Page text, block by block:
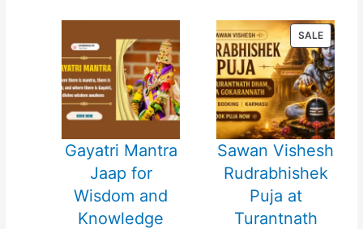
Gayatri Mantra
Jaap for
Wisdom and
Knowledge
SALE
ON
SALE
Sawan Vishesh
Rudrabhishek
Puja at
Turantnath